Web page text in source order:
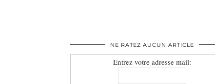
NE RATEZ AUCUN ARTICLE
Entrez votre adresse mail: